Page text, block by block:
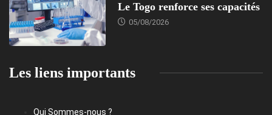
Le Togo renforce ses capacités
05/08/2026
Les liens importants
Qui Sommes-nous ?